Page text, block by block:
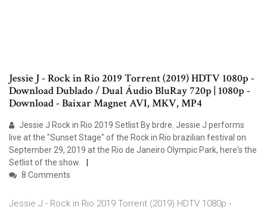
Jessie J - Rock in Rio 2019 Torrent (2019) HDTV 1080p -
Download Dublado / Dual Áudio BluRay 720p | 1080p -
Download - Baixar Magnet AVI, MKV, MP4
Jessie J Rock in Rio 2019 Setlist By brdre. Jessie J performs
live at the "Sunset Stage" of the Rock in Rio brazilian festival on
September 29, 2019 at the Rio de Janeiro Olympic Park, here's the
Setlist of the show.
8 Comments
Jessie J - Rock in Rio 2019 Torrent (2019) HDTV 1080p -